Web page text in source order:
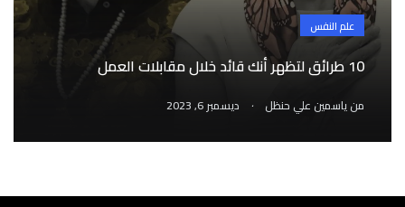
علم النفس
10 طرائق لتظهر أنك قائد خلال مقابلات العمل
منياسمين علي حنظل . ديسمبر 6, 2023